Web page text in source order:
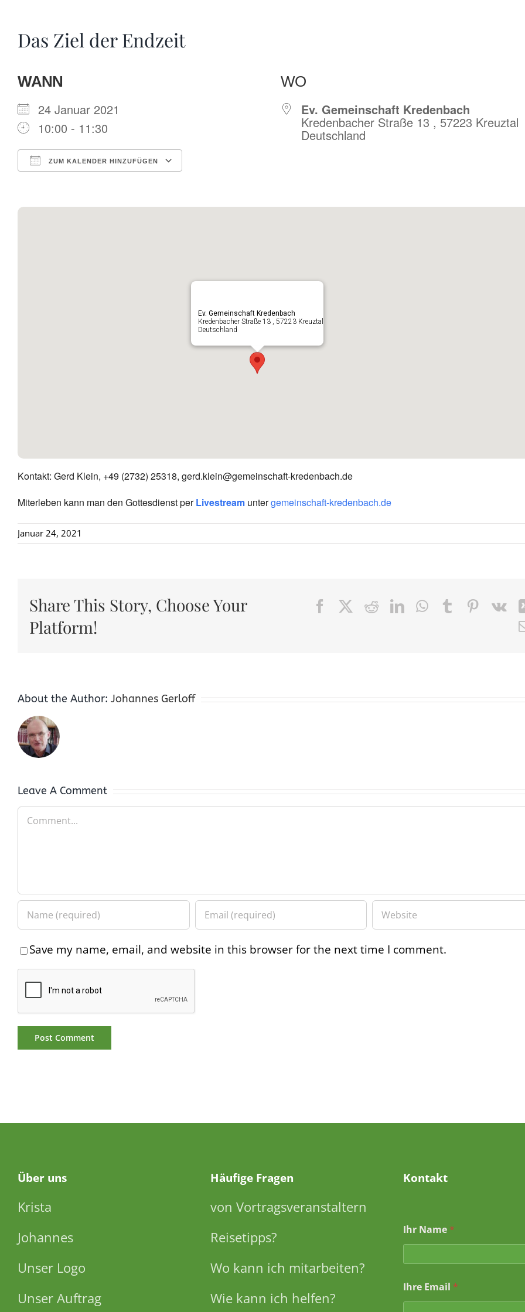
Das Ziel der Endzeit
WANN
24 Januar 2021
10:00 - 11:30
ZUM KALENDER HINZUFÜGEN
WO
Ev. Gemeinschaft Kredenbach
Kredenbacher Straße 13 , 57223 Kreuztal
Deutschland
Ev. Gemeinschaft Kredenbach
Kredenbacher Straße 13 , 57223 Kreuztal
Deutschland
Kontakt: Gerd Klein, +49 (2732) 25318, gerd.klein@gemeinschaft-kredenbach.de
Miterleben kann man den Gottesdienst perLivestream untergemeinschaft-kredenbach.de
Januar 24, 2021
Share This Story, Choose Your
Platform!
FacebookRedditLinkedInWhatsApp
Tumblr Vk
About the Author: Johannes Gerloff
Leave A Comment
Comment
Save my name, email, and website in this browser for the next time I comment.
Über uns
Krista
Johannes
Unser Logo
Unser Auftrag
Häufige Fragen
von Vortragsveranstaltern
Reisetipps?
Wo kann ich mitarbeiten?
Wie kann ich helfen?
Kontakt
Ihr Name *
Ihre Email *